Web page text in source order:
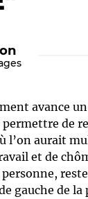
avance
de
l’on aurait
et de
gauche de la